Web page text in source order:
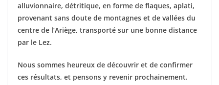
alluvionnaire, détritique, en forme de flaques, aplati,
provenant sans doute de montagnes et de vallées du
centre de l’Ariège, transporté sur une bonne distance
par le Lez.
Nous sommes heureux de découvrir et de confirmer
ces résultats, et pensons y revenir prochainement.